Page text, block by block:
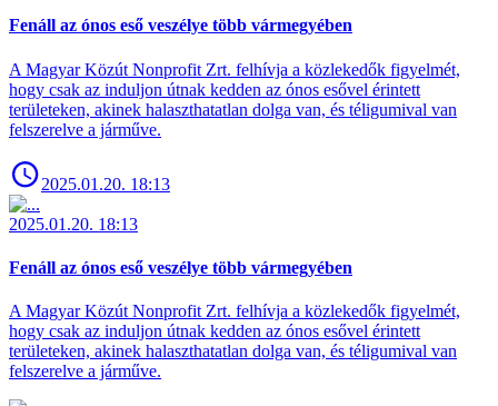
Fenáll az ónos eső veszélye több vármegyében
A Magyar Közút Nonprofit Zrt. felhívja a közlekedők figyelmét,
hogy csak az induljon útnak kedden az ónos esővel érintett
területeken, akinek halaszthatatlan dolga van, és téligumival van
felszerelve a járműve.
2025.01.20. 18:13
2025.01.20. 18:13
Fenáll az ónos eső veszélye több vármegyében
A Magyar Közút Nonprofit Zrt. felhívja a közlekedők figyelmét,
hogy csak az induljon útnak kedden az ónos esővel érintett
területeken, akinek halaszthatatlan dolga van, és téligumival van
felszerelve a járműve.